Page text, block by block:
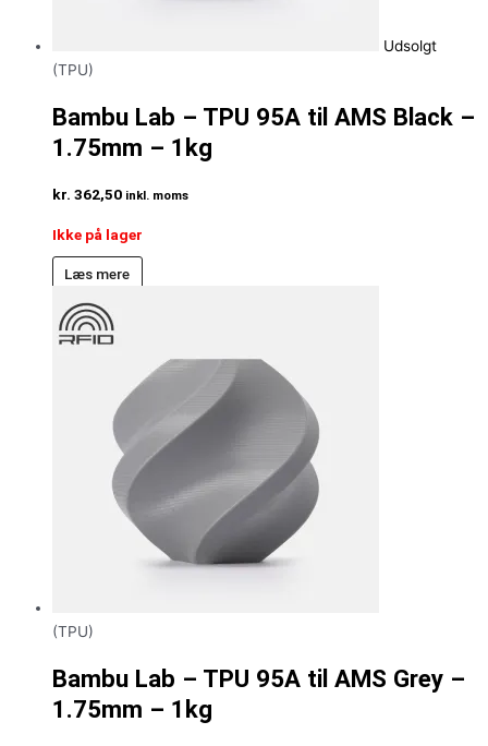
Udsolgt
(TPU)
Bambu Lab – TPU 95A til AMS Black –
1.75mm – 1kg
kr. 362,50 inkl. moms
Ikke på lager
Læs mere
(TPU)
Bambu Lab – TPU 95A til AMS Grey –
1.75mm – 1kg